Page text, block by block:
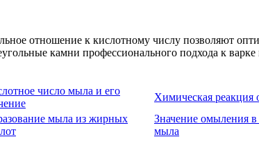
отношение к кислотному числу позволяют
камни профессионального подхода к
число мыла и его
Химическая реакция
мыла из жирных
Значение омыления в
мыла